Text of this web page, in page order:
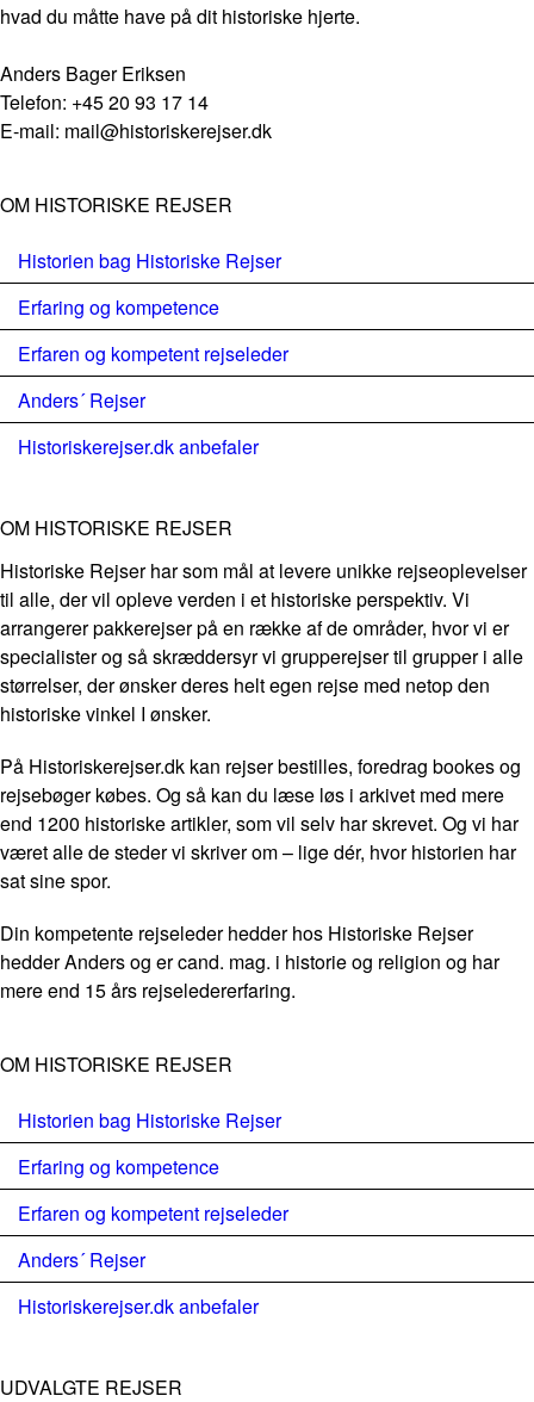
hvad du måtte have på dit historiske hjerte.
Anders Bager Eriksen
Telefon: +45 20 93 17 14
E-mail: mail@historiskerejser.dk
OM HISTORISKE REJSER
Historien bag Historiske Rejser
Erfaring og kompetence
Erfaren og kompetent rejseleder
Anders´ Rejser
Historiskerejser.dk anbefaler
OM HISTORISKE REJSER
Historiske Rejser har som mål at levere unikke rejseoplevelser
til alle, der vil opleve verden i et historiske perspektiv. Vi
arrangerer pakkerejser på en række af de områder, hvor vi er
specialister og så skræddersyr vi grupperejser til grupper i alle
størrelser, der ønsker deres helt egen rejse med netop den
historiske vinkel I ønsker.
På Historiskerejser.dk kan rejser bestilles, foredrag bookes og
rejsebøger købes. Og så kan du læse løs i arkivet med mere
end 1200 historiske artikler, som vil selv har skrevet. Og vi har
været alle de steder vi skriver om – lige dér, hvor historien har
sat sine spor.
Din kompetente rejseleder hedder hos Historiske Rejser
hedder Anders og er cand. mag. i historie og religion og har
mere end 15 års rejseledererfaring.
OM HISTORISKE REJSER
Historien bag Historiske Rejser
Erfaring og kompetence
Erfaren og kompetent rejseleder
Anders´ Rejser
Historiskerejser.dk anbefaler
UDVALGTE REJSER